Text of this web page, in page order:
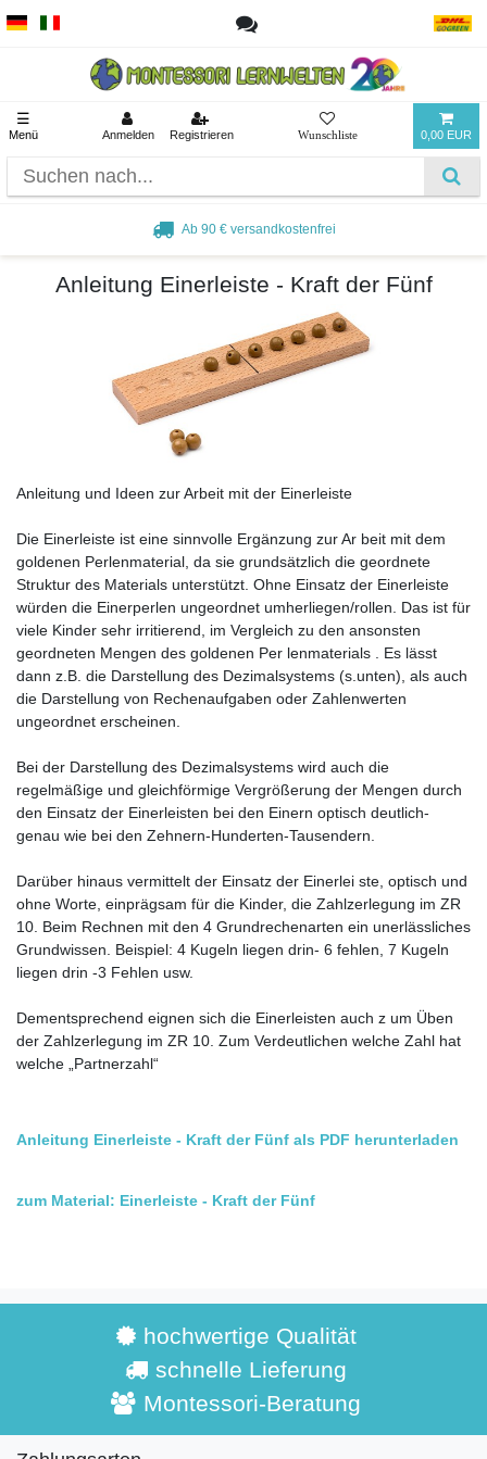
☰
Menü Anmelden Registrieren 0,00 EUR
Ab 90 € versandkostenfrei
Anleitung Einerleiste - Kraft der Fünf
Anleitung und Ideen zur Arbeit mit der Einerleiste
Die Einerleiste ist eine sinnvolle Ergänzung zur Ar beit mit dem
goldenen Perlenmaterial, da sie grundsätzlich die geordnete
Struktur des Materials unterstützt. Ohne Einsatz der Einerleiste
würden die Einerperlen ungeordnet umherliegen/rollen. Das ist für
viele Kinder sehr irritierend, im Vergleich zu den ansonsten
geordneten Mengen des goldenen Per lenmaterials . Es lässt
dann z.B. die Darstellung des Dezimalsystems (s.unten), als auch
die Darstellung von Rechenaufgaben oder Zahlenwerten
ungeordnet erscheinen.
Bei der Darstellung des Dezimalsystems wird auch die
regelmäßige und gleichförmige Vergrößerung der Mengen durch
den Einsatz der Einerleisten bei den Einern optisch deutlich-
genau wie bei den Zehnern-Hunderten-Tausendern.
Darüber hinaus vermittelt der Einsatz der Einerlei ste, optisch und
ohne Worte, einprägsam für die Kinder, die Zahlzerlegung im ZR
10. Beim Rechnen mit den 4 Grundrechenarten ein unerlässliches
Grundwissen. Beispiel: 4 Kugeln liegen drin- 6 fehlen, 7 Kugeln
liegen drin -3 Fehlen usw.
Dementsprechend eignen sich die Einerleisten auch z um Üben
der Zahlzerlegung im ZR 10. Zum Verdeutlichen welche Zahl hat
welche „Partnerzahl“
Anleitung Einerleiste - Kraft der Fünf als PDF herunterladen
zum Material: Einerleiste - Kraft der Fünf
hochwertige Qualität
schnelle Lieferung
Montessori-Beratung